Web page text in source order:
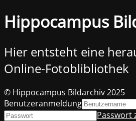
Hippocampus
Hier entsteht eine
Online-Fotoblibliothek
© Hippocampus Bildarchiv 2025
Benutzeranmeldung
Passwort